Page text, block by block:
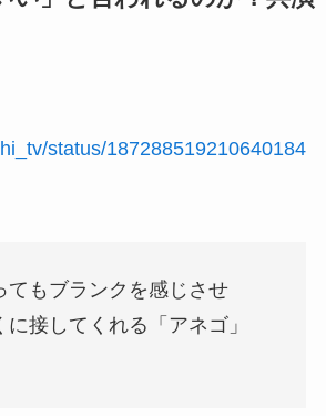
status/187288519210640184
てもブランクを感じさせ
接してくれる「アネゴ」